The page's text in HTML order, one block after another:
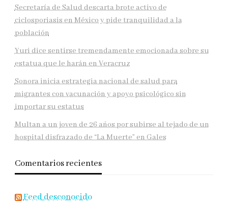
Secretaría de Salud descarta brote activo de
ciclosporiasis en México y pide tranquilidad a la
población
Yuri dice sentirse tremendamente emocionada sobre su
estatua que le harán en Veracruz
Sonora inicia estrategia nacional de salud para
migrantes con vacunación y apoyo psicológico sin
importar su estatus
Multan a un joven de 26 años por subirse al tejado de un
hospital disfrazado de “La Muerte” en Gales
Comentarios recientes
Feed desconocido